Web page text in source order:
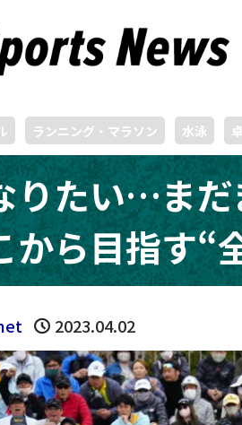
ランニング・マラソン 水泳
りたい…ま
から目指す“
2023.04.02